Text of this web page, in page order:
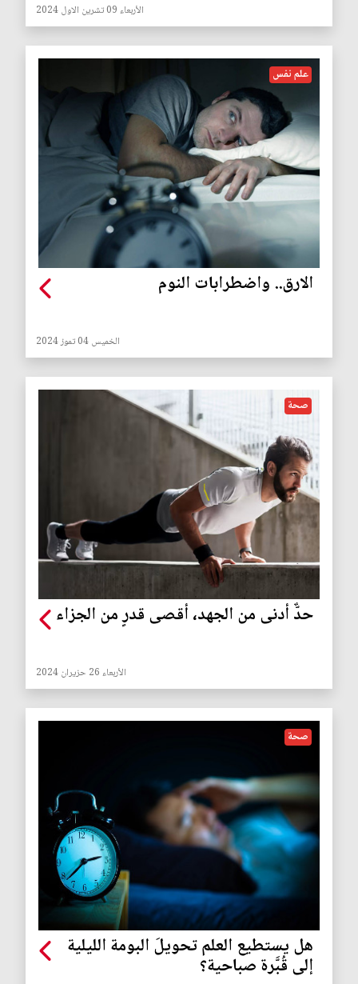
الأربعاء 09 تشرين الاول 2024
علم نفس
الارق.. واضطرابات النوم
الخميس 04 تموز 2024
صحة
حدٌّ أدنى من الجهد، أقصى قدرٍ من الجزاء
الأربعاء 26 حزيران 2024
صحة
هل يستطيع العلم تحويلَ البومة الليلية
إلى قُبَّرة صباحية؟